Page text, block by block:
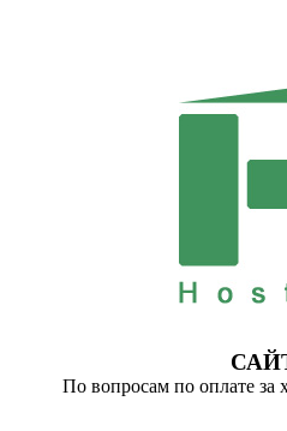
По вопросам по оплате за